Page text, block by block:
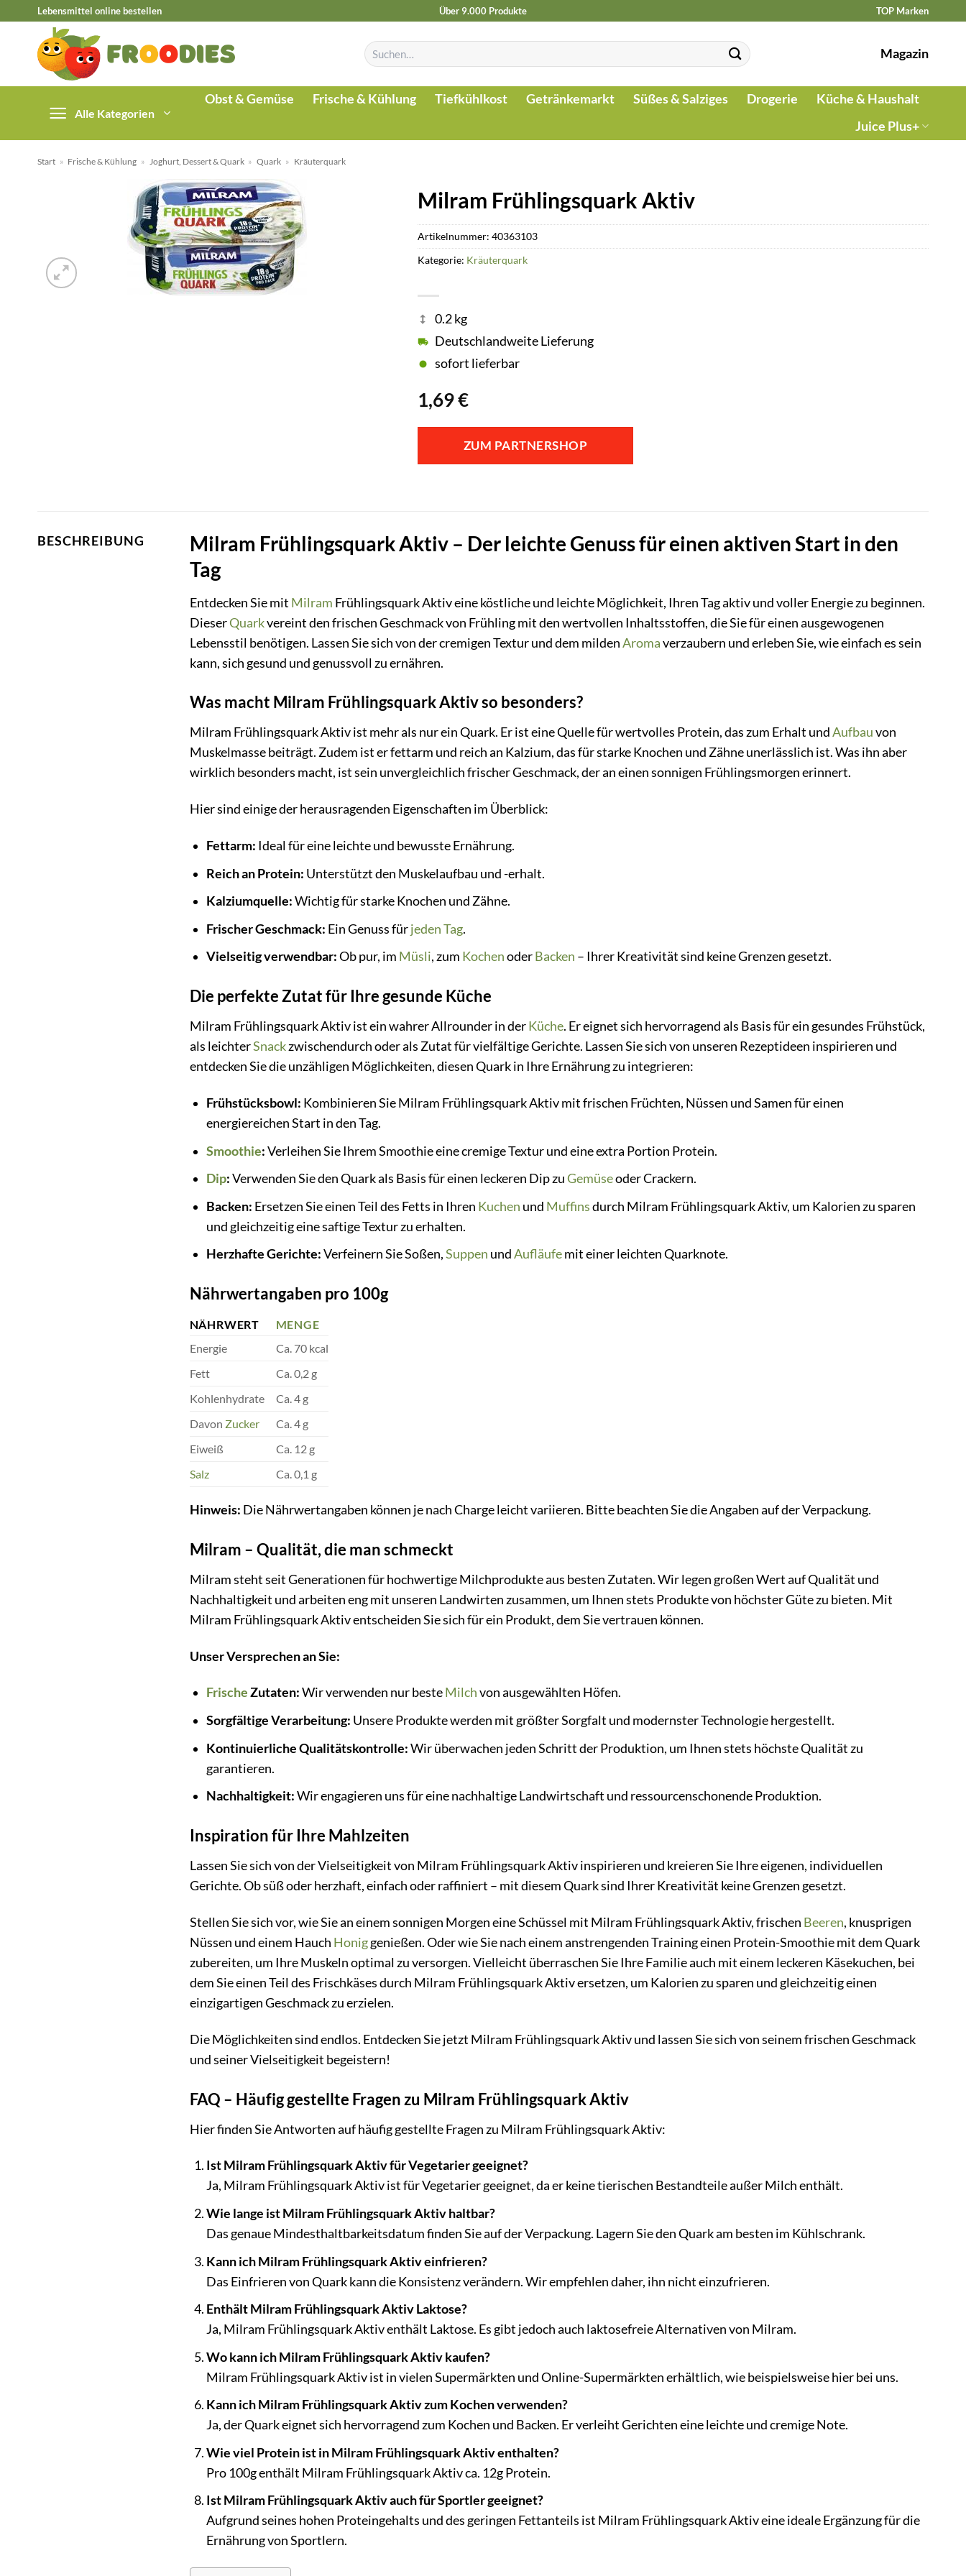
springen
Lebensmittel online bestellen Über 9.000 Produkte TOP Marken
Suchen
nach:
Magazin
Alle Kategorien
Obst & Gemüse Frische & Kühlung Tiefkühlkost Getränkemarkt Süßes & Salziges Drogerie
Küche & Haushalt
Juice Plus+
Start » Frische & Kühlung » Joghurt, Dessert & Quark » Quark » Kräuterquark
Milram Frühlingsquark Aktiv
1,69€
0.2 kg
Deutschlandweite Lieferung
sofort lieferbar
ZUM PARTNERSHOP
Artikelnummer:40363103
Kategorie: Kräuterquark
BESCHREIBUNG
Milram Frühlingsquark Aktiv – Der leichte Genuss für einen aktiven Start in den
Tag
Entdecken Sie mit Milram Frühlingsquark Aktiv eine köstliche und leichte Möglichkeit, Ihren Tag aktiv und voller Energie zu beginnen.
DieserQuarkvereint den frischen Geschmack von Frühling mit den wertvollen Inhaltsstoffen, die Sie für einen ausgewogenen
Lebensstil benötigen. Lassen Sie sich von der cremigen Textur und dem mildenAromaverzaubern und erleben Sie, wie einfach es sein
kann, sich gesund und genussvoll zu ernähren.
Was macht Milram Frühlingsquark Aktiv so besonders?
Milram Frühlingsquark Aktiv ist mehr als nur ein Quark. Er ist eine Quelle für wertvolles Protein, das zum Erhalt undAufbauvon
Muskelmasse beiträgt. Zudem ist er fettarm und reich an Kalzium, das für starke Knochen und Zähne unerlässlich ist. Was ihn aber
wirklich besonders macht, ist sein unvergleichlich frischer Geschmack, der an einen sonnigen Frühlingsmorgen erinnert.
Hier sind einige der herausragenden Eigenschaften im Überblick:
Fettarm: Ideal für eine leichte und bewusste Ernährung.
Reich an Protein: Unterstützt den Muskelaufbau und -erhalt.
Kalziumquelle:Wichtig für starke Knochen und Zähne.
Frischer Geschmack: Ein Genuss fürjeden Tag.
Vielseitig verwendbar:Ob pur, im Müsli, zum KochenoderBacken – Ihrer Kreativität sind keine Grenzen gesetzt.
Die perfekte Zutat für Ihre gesunde Küche
Milram Frühlingsquark Aktiv ist ein wahrer Allrounder in derKüche. Er eignet sich hervorragend als Basis für ein gesundes Frühstück,
als leichterSnackzwischendurch oder als Zutat für vielfältige Gerichte. Lassen Sie sich von unseren Rezeptideen inspirieren und
entdecken Sie die unzähligen Möglichkeiten, diesen Quark in Ihre Ernährung zu integrieren:
Frühstücksbowl: Kombinieren Sie Milram Frühlingsquark Aktiv mit frischen Früchten, Nüssen und Samen für einen
energiereichen Start in den Tag.
Smoothie:Verleihen Sie Ihrem Smoothie eine cremige Textur und eine extra Portion Protein.
Dip:Verwenden Sie den Quark als Basis für einen leckeren Dip zuGemüseoder Crackern.
Backen: Ersetzen Sie einen Teil des Fetts in Ihren Kuchen und Muffinsdurch Milram Frühlingsquark Aktiv, um Kalorien zu sparen
und gleichzeitig eine saftige Textur zu erhalten.
Herzhafte Gerichte:Verfeinern Sie Soßen,Suppen undAufläufemit einer leichten Quarknote.
Nährwertangaben pro 100g
NÄHRWERT
MENGE
Energie
Ca. 70 kcal
Fett
Ca. 0,2 g
Kohlenhydrate
Ca. 4 g
Davon Zucker
Ca. 4 g
Eiweiß
Ca. 12 g
Salz
Ca. 0,1 g
Hinweis: Die Nährwertangaben können je nach Charge leicht variieren. Bitte beachten Sie die Angaben auf der Verpackung.
Milram – Qualität, die man schmeckt
Milram steht seit Generationen für hochwertige Milchprodukte aus besten Zutaten. Wir legen großen Wert auf Qualität und
Nachhaltigkeit und arbeiten eng mit unseren Landwirten zusammen, um Ihnen stets Produkte von höchster Güte zu bieten. Mit
Milram Frühlingsquark Aktiv entscheiden Sie sich für ein Produkt, dem Sie vertrauen können.
Unser Versprechen an Sie:
FrischeZutaten:Wir verwenden nur besteMilchvon ausgewählten Höfen.
Sorgfältige Verarbeitung: Unsere Produkte werden mit größter Sorgfalt und modernster Technologie hergestellt.
Kontinuierliche Qualitätskontrolle:Wir überwachen jeden Schritt der Produktion, um Ihnen stets höchste Qualität zu
garantieren.
Nachhaltigkeit:Wir engagieren uns für eine nachhaltige Landwirtschaft und ressourcenschonende Produktion.
Inspiration für Ihre Mahlzeiten
Lassen Sie sich von der Vielseitigkeit von Milram Frühlingsquark Aktiv inspirieren und kreieren Sie Ihre eigenen, individuellen
Gerichte. Ob süß oder herzhaft, einfach oder raffiniert – mit diesem Quark sind Ihrer Kreativität keine Grenzen gesetzt.
Stellen Sie sich vor, wie Sie an einem sonnigen Morgen eine Schüssel mit Milram Frühlingsquark Aktiv, frischen Beeren, knusprigen
Nüssen und einem Hauch Honiggenießen. Oder wie Sie nach einem anstrengenden Training einen Protein-Smoothie mit dem Quark
zubereiten, um Ihre Muskeln optimal zu versorgen. Vielleicht überraschen Sie Ihre Familie auch mit einem leckeren Käsekuchen, bei
dem Sie einen Teil des Frischkäses durch Milram Frühlingsquark Aktiv ersetzen, um Kalorien zu sparen und gleichzeitig einen
einzigartigen Geschmack zu erzielen.
Die Möglichkeiten sind endlos. Entdecken Sie jetzt Milram Frühlingsquark Aktiv und lassen Sie sich von seinem frischen Geschmack
und seiner Vielseitigkeit begeistern!
FAQ – Häufig gestellte Fragen zu Milram Frühlingsquark Aktiv
Hier finden Sie Antworten auf häufig gestellte Fragen zu Milram Frühlingsquark Aktiv:
Ist Milram Frühlingsquark Aktiv für Vegetarier geeignet?
Ja, Milram Frühlingsquark Aktiv ist für Vegetarier geeignet, da er keine tierischen Bestandteile außer Milch enthält.
Wie lange ist Milram Frühlingsquark Aktiv haltbar?
Das genaue Mindesthaltbarkeitsdatum finden Sie auf der Verpackung. Lagern Sie den Quark am besten im Kühlschrank.
Kann ich Milram Frühlingsquark Aktiv einfrieren?
Das Einfrieren von Quark kann die Konsistenz verändern. Wir empfehlen daher, ihn nicht einzufrieren.
Enthält Milram Frühlingsquark Aktiv Laktose?
Ja, Milram Frühlingsquark Aktiv enthält Laktose. Es gibt jedoch auch laktosefreie Alternativen von Milram.
Wo kann ich Milram Frühlingsquark Aktiv kaufen?
Milram Frühlingsquark Aktiv ist in vielen Supermärkten und Online-Supermärkten erhältlich, wie beispielsweise hier bei uns.
Kann ich Milram Frühlingsquark Aktiv zum Kochen verwenden?
Ja, der Quark eignet sich hervorragend zum Kochen und Backen. Er verleiht Gerichten eine leichte und cremige Note.
Wie viel Protein ist in Milram Frühlingsquark Aktiv enthalten?
Pro 100g enthält Milram Frühlingsquark Aktiv ca. 12g Protein.
Ist Milram Frühlingsquark Aktiv auch für Sportler geeignet?
Aufgrund seines hohen Proteingehalts und des geringen Fettanteils ist Milram Frühlingsquark Aktiv eine ideale Ergänzung für die
Ernährung von Sportlern.